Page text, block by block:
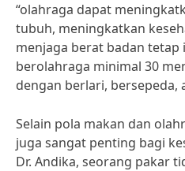
“olahraga dapat
tubuh, meningkatkan
menjaga berat badan tetap
berolahraga minimal 30
dengan berlari, bersepeda,
Selain pola makan dan
juga sangat penting bagi
Dr. Andika, seorang pakar